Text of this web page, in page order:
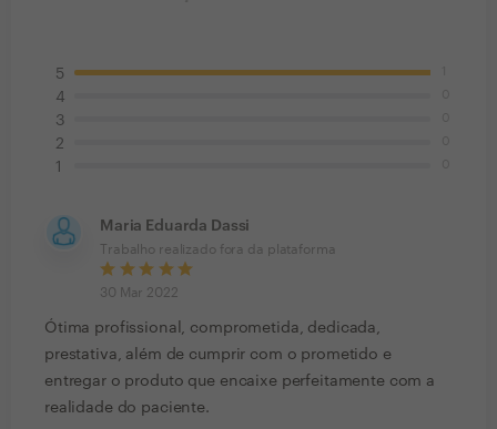
5
4
3
2
1
Maria Eduarda Dassi
Trabalho realizado fora da plataforma
30 Mar 2022
Ótima profissional, comprometida, dedicada,
prestativa, além de cumprir com o prometido e
entregar o produto que encaixe perfeitamente com a
realidade do paciente.